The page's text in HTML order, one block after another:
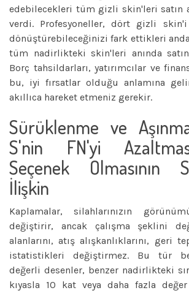
edebilecekleri tüm gizli skin'leri satın
verdi. Profesyoneller, dört gizli
dönüştürebileceğinizi fark ettikleri
tüm nadirlikteki skin'leri anında
Borç tahsildarları, yatırımcılar ve
bu, iyi fırsatlar olduğu anlamına
akıllıca hareket etmeniz gerekir.
Sürüklenme ve
S'nin FN'yi
Seçenek Olmasının
İlişkin
Kaplamalar, silahlarınızın
değiştirir, ancak çalışma şeklini
alanlarını, atış alışkanlıklarını, geri
istatistikleri değiştirmez. Bu tür
değerli desenler, benzer nadirlikteki
kıyasla 10 kat veya daha fazla